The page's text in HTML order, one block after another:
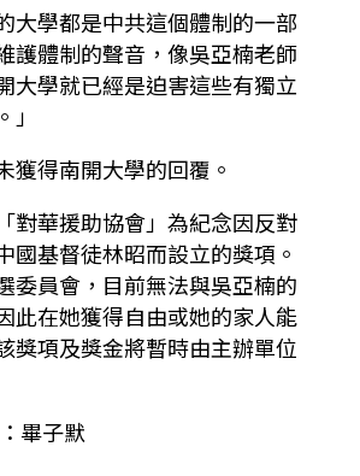
大學都是中共這個體制的一部
護體制的聲音，像吳亞楠老師
大學就已經是迫害這些有獨立
獲得南開大學的回覆。
對華援助協會」為紀念因反對
國基督徒林昭而設立的獎項。
委員會，目前無法與吳亞楠的
此在她獲得自由或她的家人能
獎項及獎金將暫時由主辦單位
畢子默